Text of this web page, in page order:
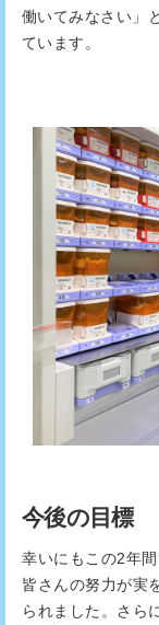
働いてみなさい」
ています。
今後の目標
幸いにもこの2年
皆さんの努力が実
られました。さら